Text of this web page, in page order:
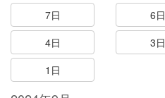
7日
6日
4日
3日
1日